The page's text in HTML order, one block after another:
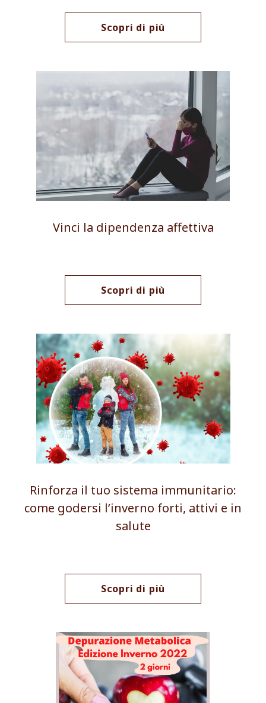
Scopri di più
Vinci la dipendenza affettiva
Scopri di più
Rinforza il tuo sistema immunitario:
come godersi l’inverno forti, attivi e in
salute
Scopri di più